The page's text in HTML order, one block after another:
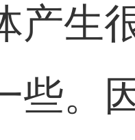
生
些。